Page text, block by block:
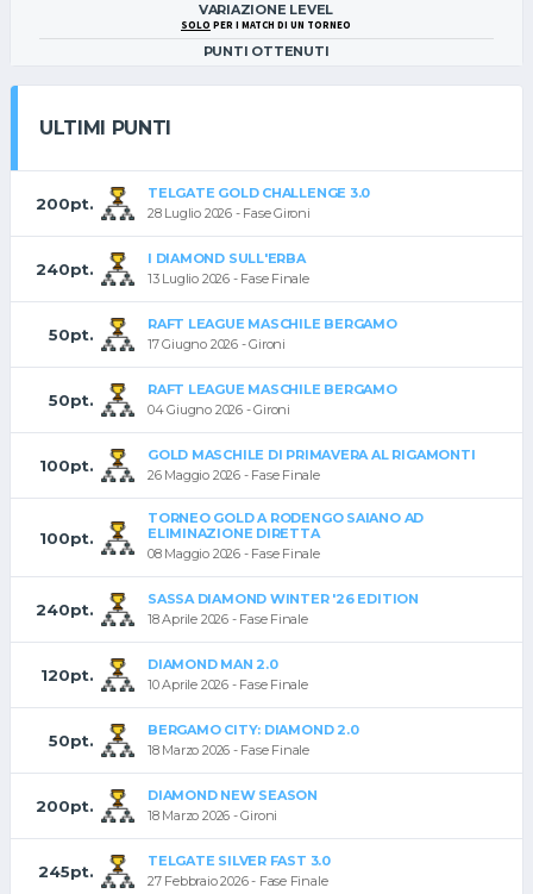
VARIAZIONE LEVEL
SOLO PER I MATCH DI UN TORNEO
PUNTI OTTENUTI
ULTIMI PUNTI
200pt.
TELGATE GOLD CHALLENGE 3.0
28 Luglio 2026 - Fase Gironi
240pt.
I DIAMOND SULL'ERBA
13 Luglio 2026 - Fase Finale
50pt.
RAFT LEAGUE MASCHILE BERGAMO
17 Giugno 2026 - Gironi
50pt.
RAFT LEAGUE MASCHILE BERGAMO
04 Giugno 2026 - Gironi
100pt.
GOLD MASCHILE DI PRIMAVERA AL RIGAMONTI
26 Maggio 2026 - Fase Finale
100pt.
TORNEO GOLD A RODENGO SAIANO AD
ELIMINAZIONE DIRETTA
08 Maggio 2026 - Fase Finale
240pt.
SASSA DIAMOND WINTER '26 EDITION
18 Aprile 2026 - Fase Finale
120pt.
DIAMOND MAN 2.0
10 Aprile 2026 - Fase Finale
50pt.
BERGAMO CITY: DIAMOND 2.0
18 Marzo 2026 - Fase Finale
200pt.
DIAMOND NEW SEASON
18 Marzo 2026 - Gironi
245pt.
TELGATE SILVER FAST 3.0
27 Febbraio 2026 - Fase Finale